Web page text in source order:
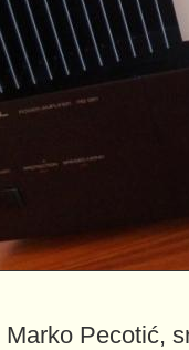
Marko Pecotić,